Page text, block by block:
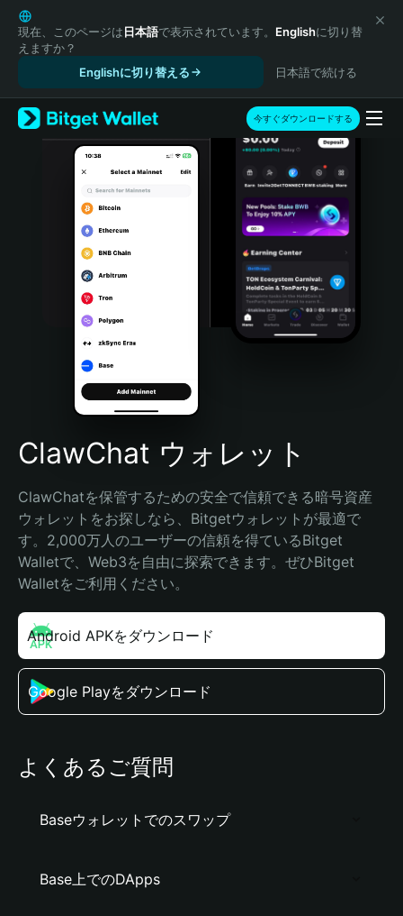
English
日本語
Tiếng Việt
Español (Latinoamérica)
Türkçe
Italiano
Português (Portugal)
Bahasa Indonesia
Português (Brasil)
Español (Argentina)
現在、このページは日本語で表示されています。 Englishに切り替
えますか？
Englishに切り替える
日本語で続ける
今すぐダウンロードする
ClawChat ウォレット
ClawChatを保管するための安全で信頼できる暗号資産
ウォレットをお探しなら、Bitgetウォレットが最適で
す。2,000万人のユーザーの信頼を得ているBitget
Walletで、Web3を自由に探索できます。ぜひBitget
Walletをご利用ください。
Android APKをダウンロード
Google Playをダウンロード
よくあるご質問
Baseウォレットでのスワップ
Base上でのDApps